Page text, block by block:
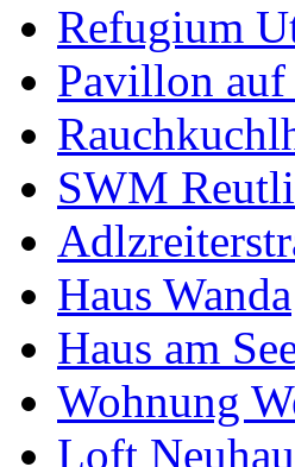
Refugium
Pavillon auf
SWM
Haus Wanda
Haus am
Wohnung
Loft